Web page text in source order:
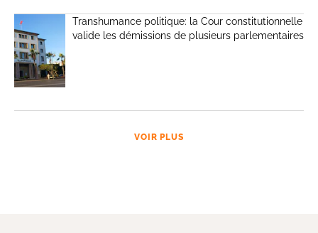
Transhumance politique: la Cour constitutionnelle
valide les démissions de plusieurs parlementaires
VOIR PLUS